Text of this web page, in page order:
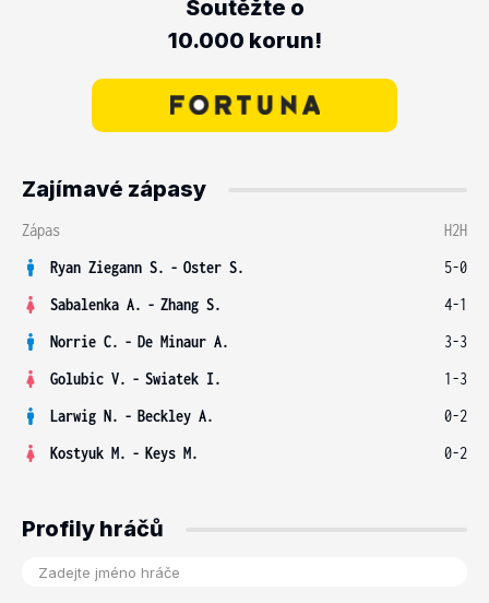
Soutěžte o
10.000 korun!
Zajímavé zápasy
Zápas
H2H
Ryan Ziegann S. - Oster S.
5-0
Sabalenka A. - Zhang S.
4-1
Norrie C. - De Minaur A.
3-3
Golubic V. - Swiatek I.
1-3
Larwig N. - Beckley A.
0-2
Kostyuk M. - Keys M. 0-2
Profily hráčů